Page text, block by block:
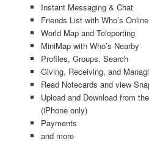
Instant Messaging & Chat
Friends List with Who’s Online
World Map and Teleporting
MiniMap with Who’s Nearby
Profiles, Groups, Search
Giving, Receiving, and
Read Notecards and view
Upload and Download from
(iPhone only)
Payments
and more